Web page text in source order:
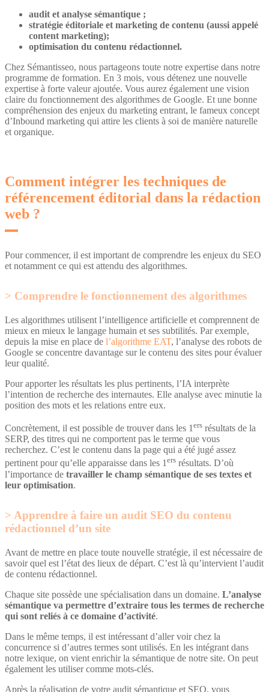
audit et analyse sémantique ;
stratégie éditoriale et marketing de contenu (aussi appelé
content marketing);
optimisation du contenu rédactionnel.
Chez Sémantisseo, nous partageons toute notre expertise dans notre
programme de formation. En 3 mois, vous détenez une nouvelle
expertise à forte valeur ajoutée. Vous aurez également une vision
claire du fonctionnement des algorithmes de Google. Et une bonne
compréhension des enjeux du marketing entrant, le fameux concept
d’Inbound marketing qui attire les clients à soi de manière naturelle
et organique.
Comment intégrer les techniques de
référencement éditorial dans la rédaction
web ?
Pour commencer, il est important de comprendre les enjeux du SEO
et notamment ce qui est attendu des algorithmes.
Comprendre le fonctionnement des algorithmes
Les algorithmes utilisent l’intelligence artificielle et comprennent de
mieux en mieux le langage humain et ses subtilités. Par exemple,
depuis la mise en place de l’algorithme EAT, l’analyse des robots de
Google se concentre davantage sur le contenu des sites pour évaluer
leur qualité.
Pour apporter les résultats les plus pertinents, l’IA interprète
l’intention de recherche des internautes. Elle analyse avec minutie la
position des mots et les relations entre eux.
Concrètement, il est possible de trouver dans les 1ers résultats de la
SERP, des titres qui ne comportent pas le terme que vous
recherchez. C’est le contenu dans la page qui a été jugé assez
pertinent pour qu’elle apparaisse dans les 1ers résultats. D’où
l’importance de travailler le champ sémantique de ses textes et
leur optimisation.
Apprendre à faire un audit SEO du contenu
rédactionnel d’un site
Avant de mettre en place toute nouvelle stratégie, il est nécessaire de
savoir quel est l’état des lieux de départ. C’est là qu’intervient l’audit
de contenu rédactionnel.
Chaque site possède une spécialisation dans un domaine. L’analyse
sémantique va permettre d’extraire tous les termes de recherche
qui sont reliés à ce domaine d’activité.
Dans le même temps, il est intéressant d’aller voir chez la
concurrence si d’autres termes sont utilisés. En les intégrant dans
notre lexique, on vient enrichir la sémantique de notre site. On peut
également les utiliser comme mots-clés.
Après la réalisation de votre audit sémantique et SEO, vous